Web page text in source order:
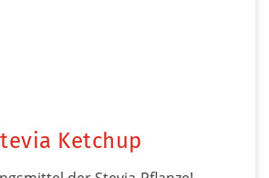
Ketchup